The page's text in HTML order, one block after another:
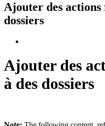
Ajouter des actions
dossiers
Ajouter des
à des dossiers